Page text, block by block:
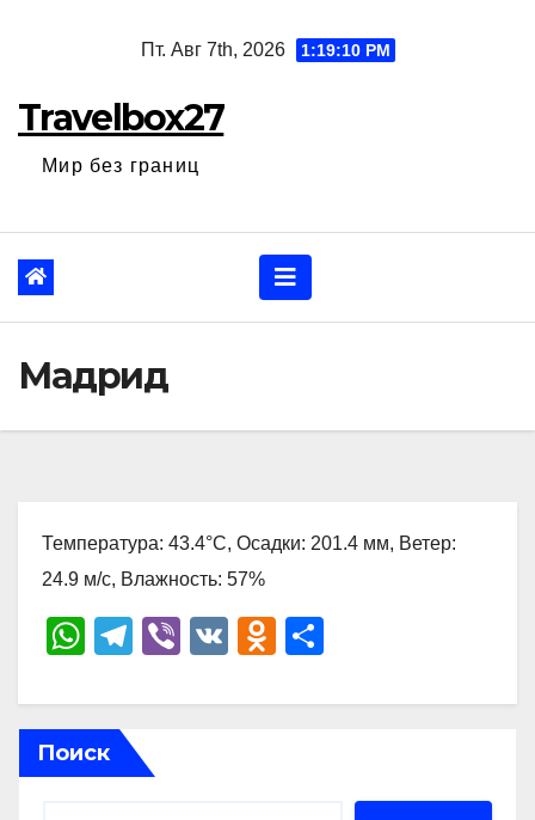
Пт. Авг 7th, 2026 1:19:12 PM
Travelbox27
Мир без границ
Мадрид
Температура: 43.4°C, Осадки: 201.4 мм, Ветер:
24.9 м/с, Влажность: 57%
W
at
s
A
T
e
gr
a
Vi
er
V
O
n
р
Поиск